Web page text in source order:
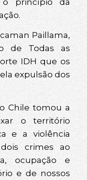
Paillama,
de Todas as
IDH que os
expulsão dos
Chile tomou a
o território
e a violência
crimes ao
ocupação e
e de nossos